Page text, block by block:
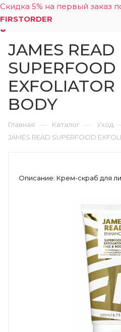
Скидка 5% на первый заказ
FIRSTORDER
JAMES READ
SUPERFOOD
EXFOLIATOR
BODY
Главная — Каталог — Уход
JAMES READ SUPERFOOD
Описание: Крем-скраб для